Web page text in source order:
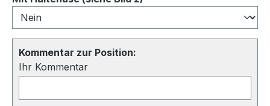
Kommentar zur Position:
Ihr Kommentar